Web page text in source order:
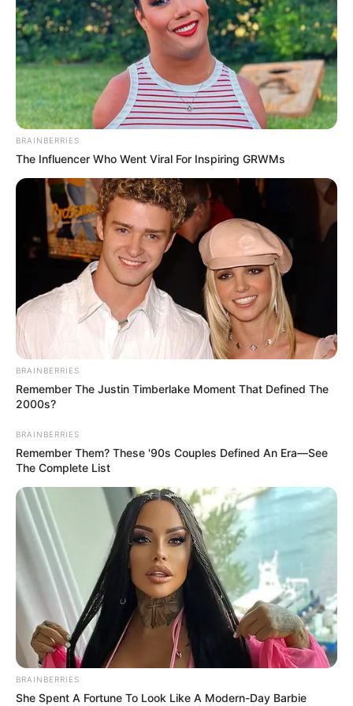
como “histórica” por muchos, pero también ha
reavivado un debate que polariza tanto dentro
como fuera de las piscinas.
BRAINBERRIES
The Influencer Who Went Viral For Inspiring GRWMs
BRAINBERRIES
Remember The Justin Timberlake Moment That Defined The
2000s?
BRAINBERRIES
Remember Them? These '90s Couples Defined An Era—See
The Complete List
BRAINBERRIES
She Spent A Fortune To Look Like A Modern-Day Barbie